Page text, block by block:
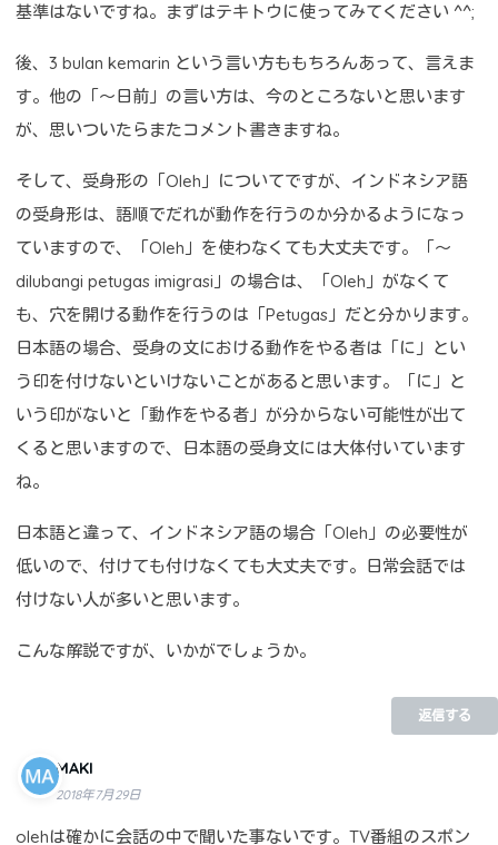
基準はないですね。まずはテキトウに使ってみてください ^^;
後、3 bulan kemarin という言い方ももちろんあって、言えま
す。他の「～日前」の言い方は、今のところないと思います
が、思いついたらまたコメント書きますね。
そして、受身形の「Oleh」についてですが、インドネシア語
の受身形は、語順でだれが動作を行うのか分かるようになっ
ていますので、「Oleh」を使わなくても大丈夫です。「～
dilubangi petugas imigrasi」の場合は、「Oleh」がなくて
も、穴を開ける動作を行うのは「Petugas」だと分かります。
日本語の場合、受身の文における動作をやる者は「に」とい
う印を付けないといけないことがあると思います。「に」と
いう印がないと「動作をやる者」が分からない可能性が出て
くると思いますので、日本語の受身文には大体付いています
ね。
日本語と違って、インドネシア語の場合「Oleh」の必要性が
低いので、付けても付けなくても大丈夫です。日常会話では
付けない人が多いと思います。
こんな解説ですが、いかがでしょうか。
返信する
MAKI
2018年7月29日
olehは確かに会話の中で聞いた事ないです。TV番組のスポン